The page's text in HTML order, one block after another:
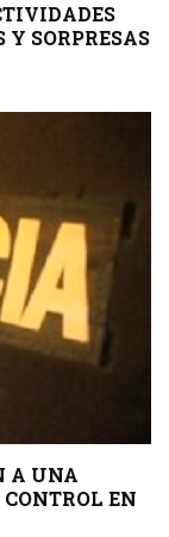
SORPRESAS
A UNA
EN